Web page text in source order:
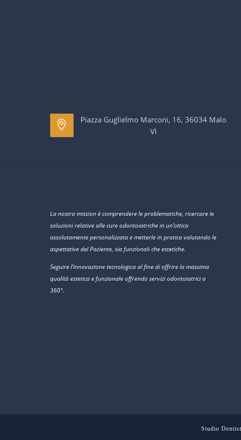
Piazza Guglielmo Marconi, 16, 36034 Malo
VI
La nostra mission è comprendere le problematiche, ricercare le
soluzioni relative alle cure odontoiatriche in un’ottica
assolutamente personalizzata e metterle in pratica valutando le
aspettative del Paziente, sia funzionali che estetiche.
Seguire l’innovazione tecnologica al fine di offrire la massima
qualità estetica e funzionale offrendo servizi odontoiatrici a
360°.
Studio